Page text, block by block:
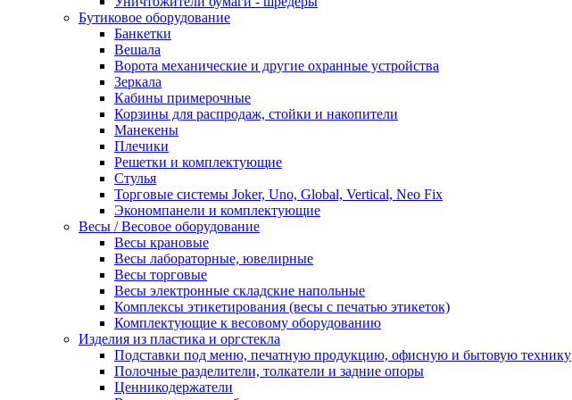
Бутиковое оборудование
Банкетки
Вешала
Ворота механические и другие охранные устройства
Зеркала
Кабины примерочные
Корзины для распродаж, стойки и накопители
Манекены
Плечики
Решетки и комплектующие
Стулья
Торговые системы Joker, Uno, Global, Vertical, Neo Fix
Экономпанели и комплектующие
Весы / Весовое оборудование
Весы крановые
Весы лабораторные, ювелирные
Весы торговые
Весы электронные складские напольные
Комплексы этикетирования (весы с печатью этикеток)
Комплектующие к весовому оборудованию
Изделия из пластика и оргстекла
Подставки под меню, печатную продукцию, офисную и бытовую технику
Полочные разделители, толкатели и задние опоры
Ценникодержатели